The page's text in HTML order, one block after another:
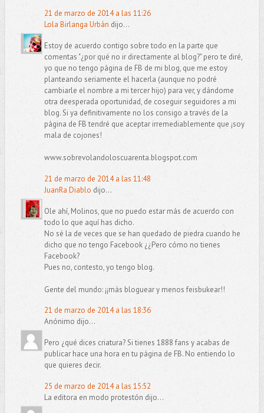
21 de marzo de 2014 a las 11:26
Lola Birlanga Urbán dijo...
Estoy de acuerdo contigo sobre todo en la parte que
comentas "¿por qué no ir directamente al blog?" pero te diré,
yo que no tengo página de FB de mi blog, que me estoy
planteando seriamente el hacerla (aunque no podré
cambiarle el nombre a mi tercer hijo) para ver, y dándome
otra deesperada oportunidad, de coseguir seguidores a mi
blog. Si ya definitivamente no los consigo a través de la
página de FB tendré que aceptar irremediablemente que ¡soy
mala de cojones!
www.sobrevolandoloscuarenta.blogspot.com
21 de marzo de 2014 a las 11:48
JuanRa Diablo dijo...
Ole ahí, Molinos, que no puedo estar más de acuerdo con
todo lo que aquí has dicho.
No sé la de veces que se han quedado de piedra cuando he
dicho que no tengo Facebook ¿¿Pero cómo no tienes
Facebook?
Pues no, contesto, yo tengo blog.
Gente del mundo: ¡¡más bloguear y menos feisbukear!!
21 de marzo de 2014 a las 18:36
Anónimo dijo...
Pero ¿qué dices criatura? Si tienes 1888 fans y acabas de
publicar hace una hora en tu página de FB. No entiendo lo
que quieres decir.
25 de marzo de 2014 a las 15:52
La editora en modo protestón dijo...